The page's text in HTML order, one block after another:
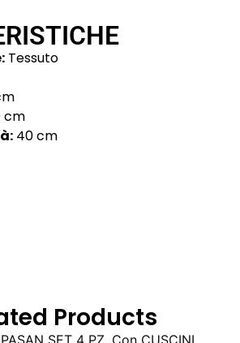
Tessuto
cm
40 cm
Products